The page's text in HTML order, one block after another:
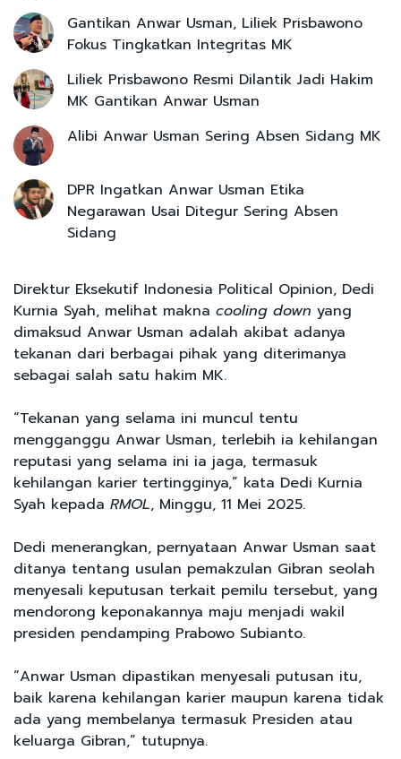
Gantikan Anwar Usman, Liliek Prisbawono
Fokus Tingkatkan Integritas MK
Liliek Prisbawono Resmi Dilantik Jadi Hakim
MK Gantikan Anwar Usman
Alibi Anwar Usman Sering Absen Sidang MK
DPR Ingatkan Anwar Usman Etika
Negarawan Usai Ditegur Sering Absen
Sidang
Direktur Eksekutif Indonesia Political Opinion, Dedi
Kurnia Syah, melihat makna cooling down yang
dimaksud Anwar Usman adalah akibat adanya
tekanan dari berbagai pihak yang diterimanya
sebagai salah satu hakim MK.
“Tekanan yang selama ini muncul tentu
mengganggu Anwar Usman, terlebih ia kehilangan
reputasi yang selama ini ia jaga, termasuk
kehilangan karier tertingginya,” kata Dedi Kurnia
Syah kepada RMOL, Minggu, 11 Mei 2025.
Dedi menerangkan, pernyataan Anwar Usman saat
ditanya tentang usulan pemakzulan Gibran seolah
menyesali keputusan terkait pemilu tersebut, yang
mendorong keponakannya maju menjadi wakil
presiden pendamping Prabowo Subianto.
“Anwar Usman dipastikan menyesali putusan itu,
baik karena kehilangan karier maupun karena tidak
ada yang membelanya termasuk Presiden atau
keluarga Gibran,” tutupnya.